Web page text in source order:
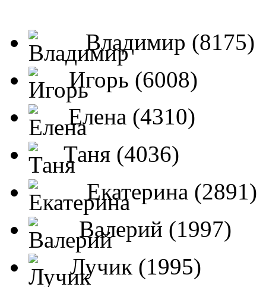
Владимир (8175)
Игорь (6008)
Елена (4310)
Таня (4036)
Екатерина (2891)
Валерий (1997)
Лучик (1995)